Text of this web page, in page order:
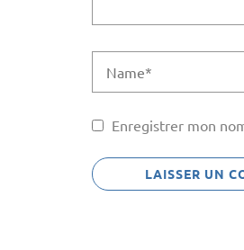
Enregistrer mon